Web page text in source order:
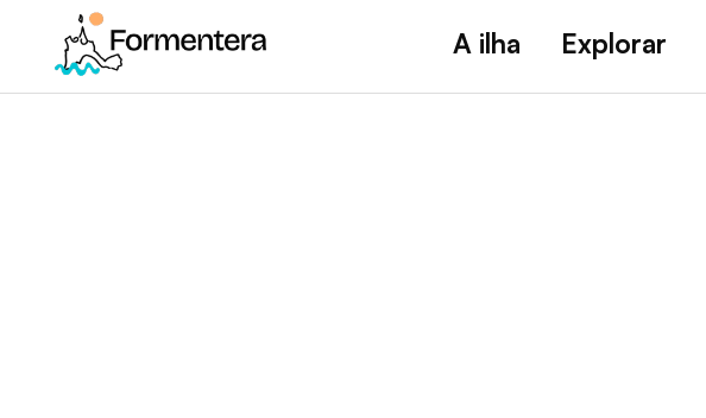
A ilha Explorar